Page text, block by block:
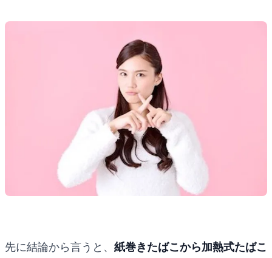
先に結論から言うと、 紙巻きたばこから加熱式たばこ